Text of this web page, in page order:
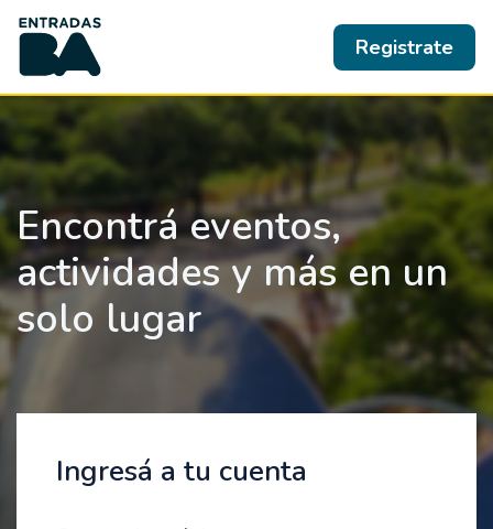
Registrate
Encontrá eventos,
actividades y más en un
solo lugar
Ingresá a tu cuenta